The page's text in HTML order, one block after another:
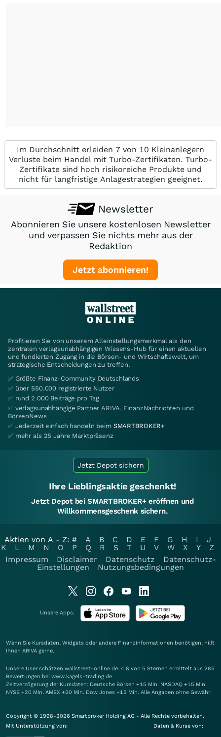
Im Durchschnitt erleiden 7 von 10 Kleinanlegern
Verluste beim Handel mit Turbo-Zertifikaten. Turbo-
Zertifikate sind hoch risikoreiche Produkte und
nicht für langfristige Anlagestrategien geeignet.
Newsletter
Abonnieren Sie unsere kostenlosen Newsletter
und verpassen Sie nichts mehr aus der
Redaktion
Jetzt abonnieren!
Profitieren Sie von unserem Alleinstellungsmerkmal als den
zentralen verlagsunabhängigen Wissens-Hub für einen aktuellen
und fundierten Zugang in die Börsen- und Wirtschaftswelt, um
strategische Entscheidungen zu treffen.
✅ Größte Finanz-Community Deutschlands
✅ über 550.000 registrierte Nutzer
✅ rund 2.000 Beiträge pro Tag
✅ verlagsunabhängige Partner ARIVA, FinanzNachrichten und
BörsenNews
✅ Jederzeit einfach handeln beim SMARTBROKER+
✅ mehr als 25 Jahre Marktpräsenz
Jetzt Depot sichern
Ihre Lieblingsaktie geschenkt!
Jetzt Depot bei SMARTBROKER+ eröffnen und
Willkommensgeschenk sichern.
Aktien von A - Z: # A B C D E F G H I
J
K
L M N O P Q R S T U V W X Y
Z
Impressum
Disclaimer Datenschutz
Datenschutz-
Einstellungen
Nutzungsbedingungen
Unsere Apps:
Wenn Sie Kursdaten, Widgets oder andere Finanzinformationen benötigen, hilft
Ihnen ARIVA gerne.
Unsere User schätzen wallstreet-online.de: 4.8 von 5 Sternen ermittelt aus 285
Bewertungen bei www.kagels-trading.de
Zeitverzögerung der Kursdaten: Deutsche Börsen +15 Min. NASDAQ +15 Min.
NYSE +20 Min. AMEX +20 Min. Dow Jones +15 Min. Alle Angaben ohne Gewähr.
Copyright © 1998-2026 Smartbroker Holding AG - Alle Rechte vorbehalten.
Mit Unterstützung von:
Daten & Kurse von: